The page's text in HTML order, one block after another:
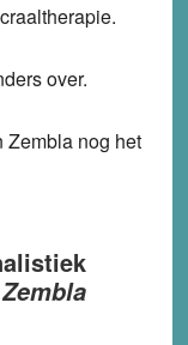
over.
Zembla nog het
Zembla